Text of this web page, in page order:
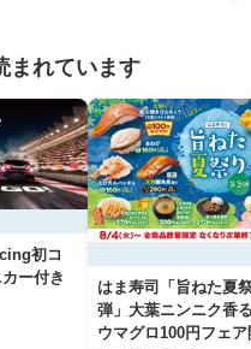
まれています
初コ
ー付き
はま寿司「旨ねた夏
弾」大葉ニンニク香
ウマグロ100円フェ